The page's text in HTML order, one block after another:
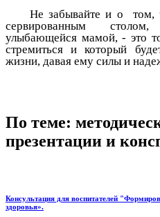
Не забывайте и о том,
сервированным
улыбающейся мамой, - это
стремиться и который
жизни, давая ему силы и
По теме:
презентации и
Консультация для воспитателей
здоровья».